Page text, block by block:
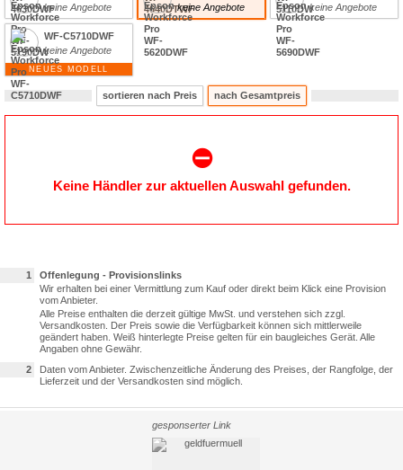
keine Angebote
keine Angebote
keine Angebote
WF-C5710DWF
keine Angebote
NEUES MODELL
sortieren nach Preis nach Gesamtpreis
⛔️
Keine Händler zur aktuellen Auswahl gefunden.
1
Offenlegung - Provisionslinks
Wir erhalten bei einer Vermittlung zum Kauf oder direkt beim Klick eine Provision
vom Anbieter.
Alle Preise enthalten die derzeit gültige MwSt. und verstehen sich zzgl.
Versandkosten. Der Preis sowie die Verfügbarkeit können sich mittlerweile
geändert haben. Weiß hinterlegte Preise gelten für ein baugleiches Gerät. Alle
Angaben ohne Gewähr.
2
Daten vom Anbieter. Zwischenzeitliche Änderung des Preises, der Rangfolge, der
Lieferzeit und der Versandkosten sind möglich.
gesponserter Link